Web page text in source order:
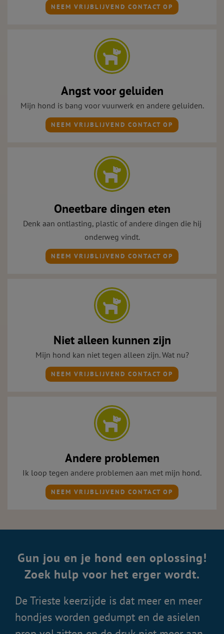
NEEM VRIJBLIJVEND CONTACT OP
Angst voor geluiden
Mijn hond is bang voor vuurwerk en andere geluiden.
NEEM VRIJBLIJVEND CONTACT OP
Oneetbare dingen eten
Denk aan ontlasting, plastic of andere dingen die hij
onderweg vindt.
NEEM VRIJBLIJVEND CONTACT OP
Niet alleen kunnen zijn
Mijn hond kan niet tegen alleen zijn. Wat nu?
NEEM VRIJBLIJVEND CONTACT OP
Andere problemen
Ik loop tegen andere problemen aan met mijn hond.
NEEM VRIJBLIJVEND CONTACT OP
Gun jou en je hond een oplossing!
Zoek hulp voor het erger wordt.
De Trieste keerzijde is dat meer en meer
hondjes worden gedumpt en de asielen